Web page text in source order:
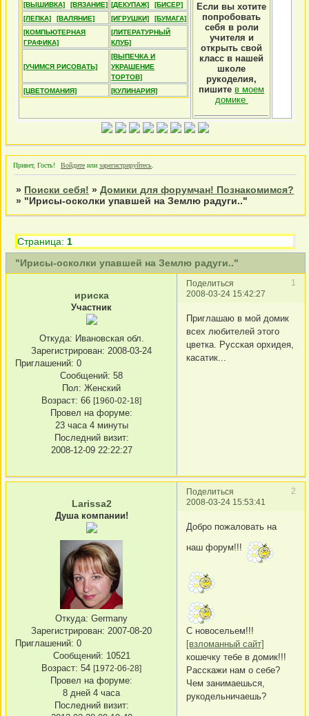
[ВЫШИВКА] [ВЯЗАНИЕ] [ДЕКУПАЖ]
[БИСЕР]
[ЛЕПКА]
[ВАЛЯНИЕ] [ИГРУШКИ]
[БУМАГА]
[КОМПЬЮТЕРНАЯ
ГРАФИКА]
[ЛИТЕРАТУРНЫЙ
КЛУБ]
[УЧИМСЯ РИСОВАТЬ]
[ВЫПЕЧКА И
УКРАШЕНИЕ
ТОРТОВ]
[ЦВЕТОМАНИЯ]
[КУЛИНАРИЯ]
Если вы хотите
попробовать
себя в роли
учителя и
открыть свой
класс в нашей
школе
рукоделия,
пишите в моем
домике
Привет, Гость! Войдите или зарегистрируйтесь
» Поиски себя! »Домики для форумчан! Познакомимся?
» "Ирисы-осколки упавшей на Землю радуги.."
"Ирисы-осколки упавшей на Землю радуги.."
Страница: 1
Поделиться
1
2008-03-24 15:42:27
ириска
Участник
Откуда: Ивановская обл.
Зарегистрирован: 2008-03-24
Приглашений: 0
Сообщений: 58
Пол: Женский
Возраст: 66 [1960-02-18]
Провел на форуме:
23 часа 4 минуты
Последний визит:
2008-12-09 22:22:27
Приглашаю в мой домик
всех любителей этого
цветка. Русская орхидея,
касатик...
Поделиться
2
2008-03-24 15:53:41
Larissa2
Душа компании!
Откуда: Germany
Зарегистрирован: 2007-08-20
Приглашений: 0
Сообщений: 10521
Возраст: 54 [1972-06-28]
Провел на форуме:
8 дней 4 часа
Последний визит:
Добро пожаловать на
наш форум!!!
С новосельем!!!
[взломанный сайт]
кошечку тебе в домик!!!
Расскажи нам о себе?
Чем занимаешься,
рукодельничаешь?